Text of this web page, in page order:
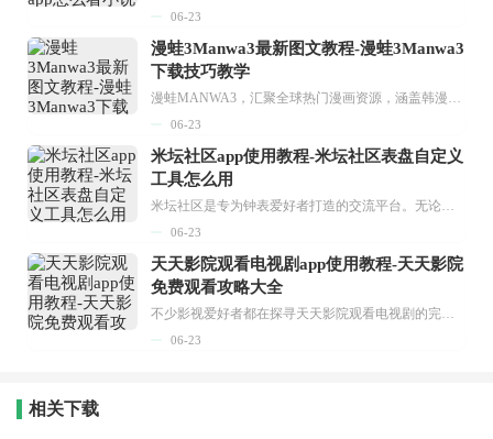
06-23
漫蛙3Manwa3最新图文教程-漫蛙3Manwa3
下载技巧教学
漫蛙MANWA3，汇聚全球热门漫画资源，涵盖韩漫、欧美漫画、国漫等多种类型，题材丰富多样，全方位满足用户阅读喜好。它不仅是阅读平台，更是创作平台，为广大用户打造零门槛创作环境。...
06-23
米坛社区app使用教程-米坛社区表盘自定义
工具怎么用
米坛社区是专为钟表爱好者打造的交流平台。无论你是初涉钟表领域的普通爱好者，还是拥有多年收藏经验的资深玩家，都能在此找到属于自己的天地。 无需注册，就能轻松参与其中。通过专业的讨论论坛与丰富的交互功能，你可与世界各地的钟表爱好者畅快交流。若你钟情于钟表，米坛社区无疑是值得一试的理想之选。在这里，你能获取最新的手表资讯，交流见解，提升鉴赏品味，让每一块手表都成为收藏故事中重要的一部分。感兴趣的朋友，不要错过下载机会。...
06-23
天天影院观看电视剧app使用教程-天天影院
免费观看攻略大全
不少影视爱好者都在探寻天天影院观看电视剧的完整方法，结合最新平台使用规则，本篇新手入门攻略全面讲解观看渠道、检索流程、播放设置以及画面模式调整等实用内容。全文适配手机、电脑等主流设备，步骤简洁易懂，无论是初次使用的新手，还是想要优化观影体验的用户，都能参照内容快速上手，熟练掌握平台各项操作技巧，轻松畅享影视内容。...
06-23
相关下载